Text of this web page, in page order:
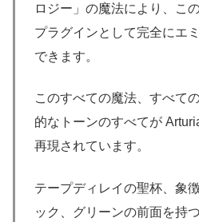
ロジー」の魔法により、こ
プラグインとして完全にエ
できます。
このすべての魔法、すべて
的なトーンのすべてが
再現されています。
テープディレイの聖杯、象
ック、グリーンの前面を持